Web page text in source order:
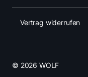
© 2026 WOLF
Vertrag widerrufen